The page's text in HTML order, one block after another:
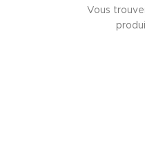
Vous